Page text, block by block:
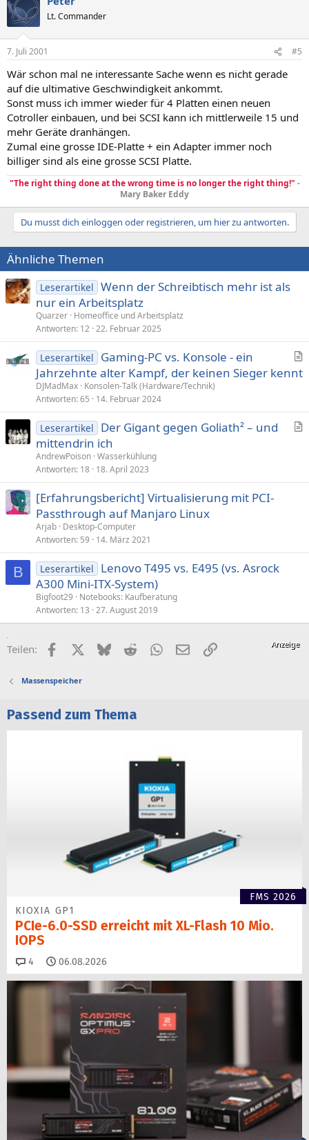
Lt. Commander
7. Juli 2001 #5
Wär schon mal ne interessante Sache wenn es nicht gerade
auf die ultimative Geschwindigkeit ankommt.
Sonst muss ich immer wieder für 4 Platten einen neuen
Cotroller einbauen, und bei SCSI kann ich mittlerweile 15 und
mehr Geräte dranhängen.
Zumal eine grosse IDE-Platte + ein Adapter immer noch
billiger sind als eine grosse SCSI Platte.
"The right thing done at the wrong time is no longer the right thing!" -
Mary Baker Eddy
Du musst dich einloggen oder registrieren, um hier zu antworten.
Ähnliche Themen
Leserartikel Wenn der Schreibtisch mehr ist als
nur ein Arbeitsplatz
Quarzer Homeoffice und Arbeitsplatz
Antworten 12 22. Februar 2025
k
Leserartikel
Gaming-PC vs. Konsole - ein
Jahrzehnte alter Kampf, der keinen Sieger kennt
DJMadMax Konsolen-Talk (Hardware/Technik)
Antworten 65 14. Februar 2024
k
Leserartikel
Der Gigant gegen Goliath² – und
mittendrin ich
AndrewPoison Wasserkühlung
Antworten 18 18. April 2023
[Erfahrungsbericht] Virtualisierung mit PCI-
Passthrough auf Manjaro Linux
Arjab Desktop-Computer
Antworten 59 14. März 2021
B Leserartikel
Lenovo T495 vs. E495 (vs. Asrock
A300 Mini-ITX-System)
Bigfoot29
Notebooks: Kaufberatung
Antworten 13 27. August 2019
Teilen: FacebookX (Twitter)
BlueskyRedditWhatsApp
E-MailLink
Massenspeicher
Passend zum Thema
FMS 2026
KIOXIA GP1
PCIe-6.0-SSD erreicht mit XL-Flash 10 Mio.
IOPS
4 Kommentare
06.08.2026